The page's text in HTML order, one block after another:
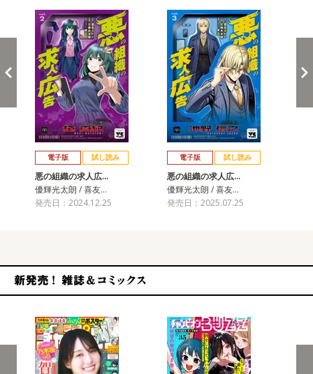
電子版 試し読み
悪の組織の求人広…
優輝光太朗 / 喜友…
発売日：2024.12.25
電子版 試し読み
悪の組織の求人広…
優輝光太朗 / 喜友…
発売日：2025.07.25